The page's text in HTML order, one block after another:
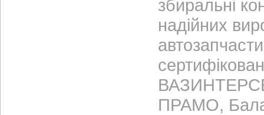
збиральні
надійних
ПРАМО,